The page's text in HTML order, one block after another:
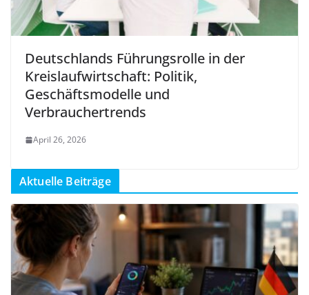
Deutschlands Führungsrolle in der
Kreislaufwirtschaft: Politik,
Geschäftsmodelle und
Verbrauchertrends
April 26, 2026
Aktuelle Beiträge